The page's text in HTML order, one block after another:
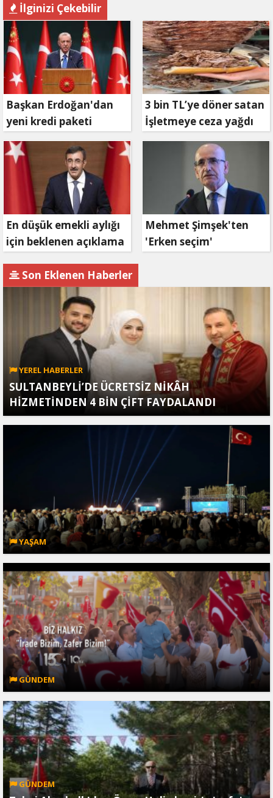
İlginizi Çekebilir
Başkan Erdoğan'dan
yeni kredi paketi
müjdesi: 6 ay geri
ödemesiz, 36 ay vadeli
3 bin TL’ye döner satan
İşletmeye ceza yağdı
En düşük emekli aylığı
için beklenen açıklama
Mehmet Şimşek'ten
'Erken seçim'
Son Eklenen Haberler
YEREL HABERLER
SULTANBEYLİ’DE ÜCRETSİZ NİKÂH
HİZMETİNDEN 4 BİN ÇİFT FAYDALANDI
YAŞAM
GÜNDEM
GÜNDEM